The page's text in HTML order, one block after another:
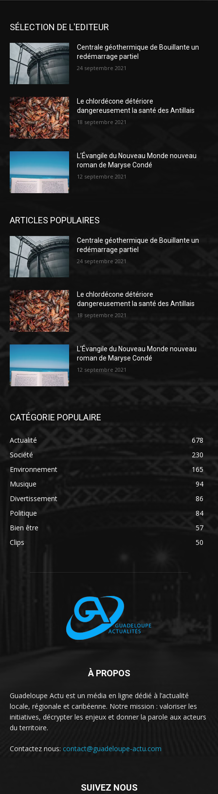
SÉLECTION DE L'EDITEUR
Centrale géothermique de Bouillante un
redémarrage partiel
24 septembre 2021
Le chlordécone détériore
dangereusement la santé des Antillais
18 septembre 2021
L’Évangile du Nouveau Monde nouveau
roman de Maryse Condé
12 septembre 2021
ARTICLES POPULAIRES
Centrale géothermique de Bouillante un
redémarrage partiel
24 septembre 2021
Le chlordécone détériore
dangereusement la santé des Antillais
18 septembre 2021
L’Évangile du Nouveau Monde nouveau
roman de Maryse Condé
12 septembre 2021
CATÉGORIE POPULAIRE
Actualité
678
Société
230
Environnement
165
Musique
94
Divertissement
86
Politique
84
Bien être
57
Clips
50
À PROPOS
Guadeloupe Actu est un média en ligne dédié à l’actualité
locale, régionale et caribéenne. Notre mission : valoriser les
initiatives, décrypter les enjeux et donner la parole aux acteurs
du territoire.
Contactez nous: contact@guadeloupe-actu.com
SUIVEZ NOUS